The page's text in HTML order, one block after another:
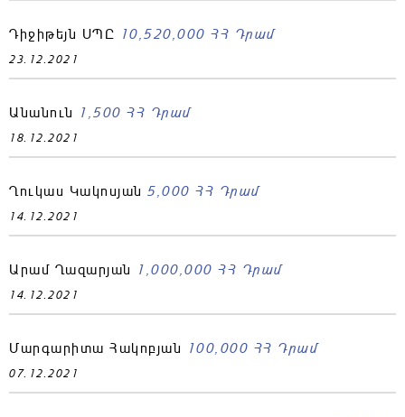
Դիջիթեյն ՍՊԸ 10,520,000 ՀՀ Դրամ
23.12.2021
Անանուն 1,500 ՀՀ Դրամ
18.12.2021
Ղուկաս Կակոսյան 5,000 ՀՀ Դրամ
14.12.2021
Արամ Ղազարյան 1,000,000 ՀՀ Դրամ
14.12.2021
Մարգարիտա Հակոբյան 100,000 ՀՀ Դրամ
07.12.2021